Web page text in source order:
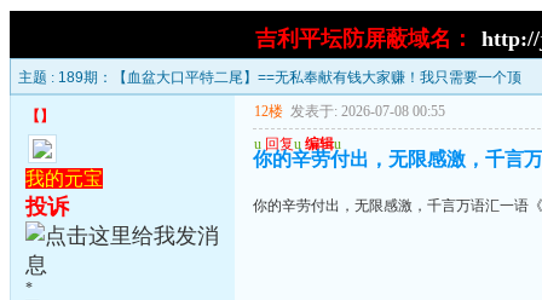
吉利平坛防屏蔽域名： http://
主题 : 189期：【血盆大口平特二尾】==无私奉献有钱大家赚！我只需要一个顶
【 】
我的元宝
投诉
*
12楼 发表于: 2026-07-08 00:55
u 回复u 编辑u
你的辛劳付出，无限感激，千言
你的辛劳付出，无限感激，千言万语汇一语